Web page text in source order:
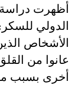
أظهرت دراسة
الأشخاص
عانوا من
أخرى بسبب